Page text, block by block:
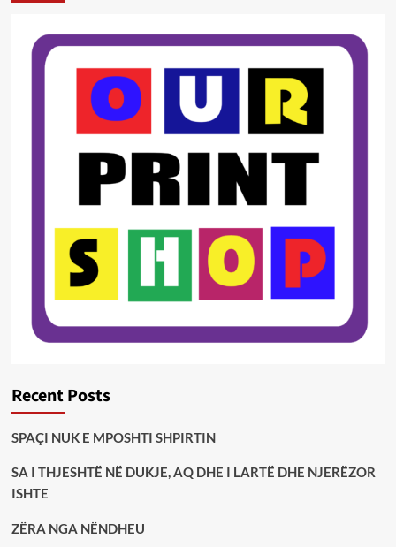
Recent Posts
SPAÇI NUK E MPOSHTI SHPIRTIN
SA I THJESHTË NË DUKJE, AQ DHE I LARTË DHE NJERËZOR
ISHTE
ZËRA NGA NËNDHEU